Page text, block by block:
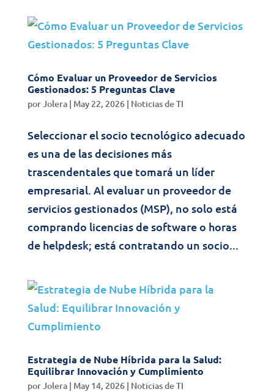
Cómo Evaluar un Proveedor de Servicios
Gestionados: 5 Preguntas Clave
porJolera| May 22, 2026| Noticias de TI
Seleccionar el socio tecnológico adecuado
es una de las decisiones más
trascendentales que tomará un líder
empresarial. Al evaluar un proveedor de
servicios gestionados (MSP), no solo está
comprando licencias de software o horas
de helpdesk; está contratando un socio...
Estrategia de Nube Híbrida para la Salud:
Equilibrar Innovación y Cumplimiento
porJolera| May 14, 2026| Noticias de TI